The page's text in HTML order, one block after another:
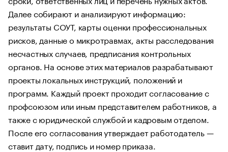
Далее собирают и анализируют информацию:
результаты СОУТ, карты оценки профессиональных
рисков, данные о микротравмах, акты расследования
несчастных случаев, предписания контрольных
органов. На основе этих материалов разрабатывают
проекты локальных инструкций, положений и
программ. Каждый проект проходит согласование с
профсоюзом или иным представителем работников, а
также с юридической службой и кадровым отделом.
После его согласования утверждает работодатель —
ставит дату, подпись и номер приказа.